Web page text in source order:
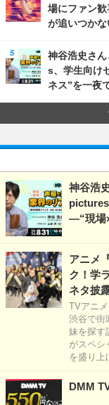
場にファン
が追いつか
神谷浩史さ
s、学生向け
ネス”を一夜
神谷浩
―“現場
アニメ
ク！学
ネタ披
TVアニ
渋谷で街
妹を探す
がスペシ
を盛り上
DMM